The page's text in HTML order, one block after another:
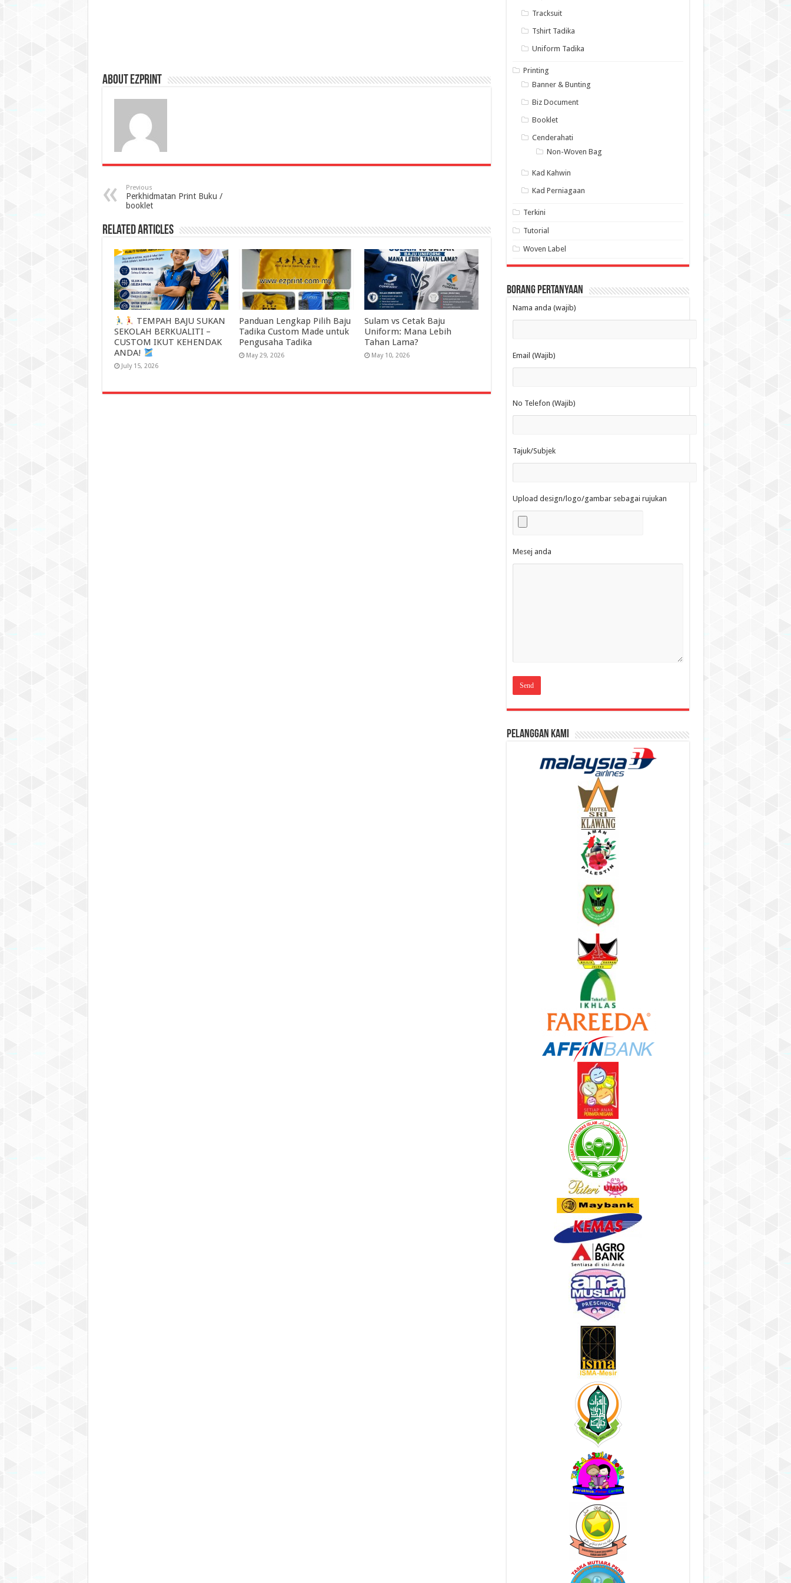
About Ezprint
Previous
Perkhidmatan Print Buku /
booklet
Related Articles
TEMPAH BAJU SUKAN
SEKOLAH BERKUALITI –
CUSTOM IKUT KEHENDAK
ANDA!
July 15, 2026
Panduan Lengkap Pilih Baju
Tadika Custom Made untuk
Pengusaha Tadika
May 29, 2026
Sulam vs Cetak Baju
Uniform: Mana Lebih
Tahan Lama?
May 10, 2026
Tracksuit
Tshirt Tadika
Uniform Tadika
Printing
Banner & Bunting
Biz Document
Booklet
Cenderahati
Non-Woven Bag
Kad Kahwin
Kad Perniagaan
Terkini
Tutorial
Woven Label
Borang Pertanyaan
Nama anda (wajib)
Email (Wajib)
No Telefon (Wajib)
Tajuk/Subjek
Upload design/logo/gambar sebagai rujukan
Mesej anda
Pelanggan Kami